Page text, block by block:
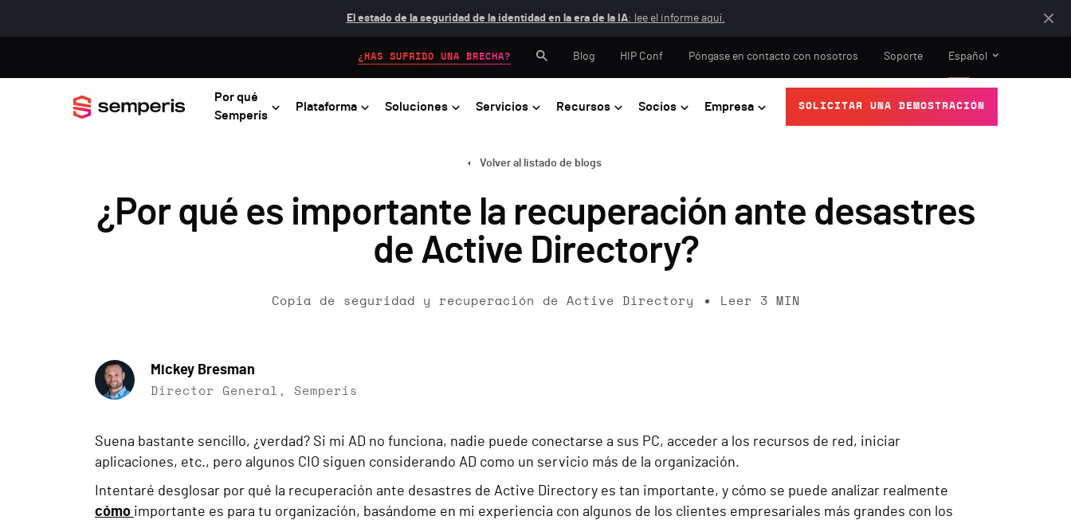
El estado de la seguridad de la identidad en la era de la IA: lee el informe aquí.
Por qué
Semperis
Plataforma Soluciones Servicios Recursos Socios Empresa SOLICITAR UNA DEMOSTRACIÓN
¿HAS SUFRIDO UNA BRECHA? Blog HIP Conf Póngase en contacto con nosotros Soporte Español
Volver al listado de blogs
¿Por qué es importante la recuperación ante desastres
de Active Directory?
Copia de seguridad y recuperación de Active Directory Leer 3 MIN
Mickey Bresman
Director General, Semperis
Suena bastante sencillo, ¿verdad? Si mi AD no funciona, nadie puede conectarse a sus PC, acceder a los recursos de red, iniciar
aplicaciones, etc., pero algunos CIO siguen considerando AD como un servicio más de la organización.
Intentaré desglosar por qué la recuperación ante desastres de Active Directory es tan importante, y cómo se puede analizar realmente
cómo importante es para tu organización, basándome en mi experiencia con algunos de los clientes empresariales más grandes con los